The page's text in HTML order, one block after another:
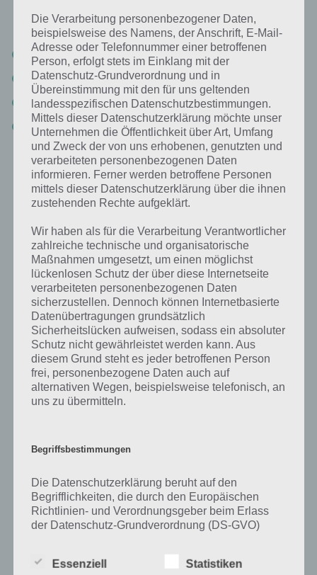
Regenschirm”:
Regen
Schirm
Blau
Nass
Weitere Aufgaben und Rätsel im gleichen
Level
sich “Schokoladenarten” und “Nadelbäume“. Klicke einfach auf den
Sachverhalt, um zur 94% Lösung zu gelangen.
Auf WhatsApp teilen Teilen auf Facebook
Tweet auf Twitter
Die Verarbeitung personenbezogener Daten,
beispielsweise des Namens, der Anschrift, E-Mail-
Adresse oder Telefonnummer einer betroffenen
Person, erfolgt stets im Einklang mit der
Datenschutz-Grundverordnung und in
Übereinstimmung mit den für uns geltenden
landesspezifischen Datenschutzbestimmungen.
Mittels dieser Datenschutzerklärung möchte unser
Unternehmen die Öffentlichkeit über Art, Umfang
und Zweck der von uns erhobenen, genutzten und
verarbeiteten personenbezogenen Daten
informieren. Ferner werden betroffene Personen
mittels dieser Datenschutzerklärung über die ihnen
zustehenden Rechte aufgeklärt.
Wir haben als für die Verarbeitung Verantwortlicher
zahlreiche technische und organisatorische
Maßnahmen umgesetzt, um einen möglichst
lückenlosen Schutz der über diese Internetseite
verarbeiteten personenbezogenen Daten
sicherzustellen. Dennoch können Internetbasierte
Datenübertragungen grundsätzlich
Sicherheitslücken aufweisen, sodass ein absoluter
Schutz nicht gewährleistet werden kann. Aus
diesem Grund steht es jeder betroffenen Person
frei, personenbezogene Daten auch auf
alternativen Wegen, beispielsweise telefonisch, an
uns zu übermitteln.
Begriffsbestimmungen
Die Datenschutzerklärung beruht auf den
Begrifflichkeiten, die durch den Europäischen
Richtlinien- und Verordnungsgeber beim Erlass
der Datenschutz-Grundverordnung (DS-GVO)
unsere Kunden und Geschäftspartner einfach
Essenziell Statistiken